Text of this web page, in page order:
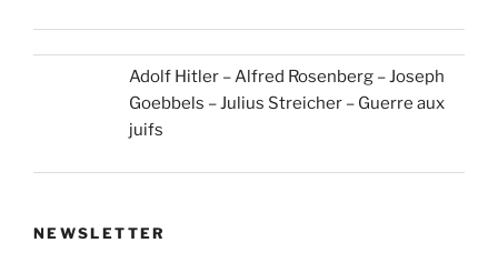
Adolf Hitler – Alfred Rosenberg – Joseph
Goebbels – Julius Streicher – Guerre aux
juifs
NEWSLETTER